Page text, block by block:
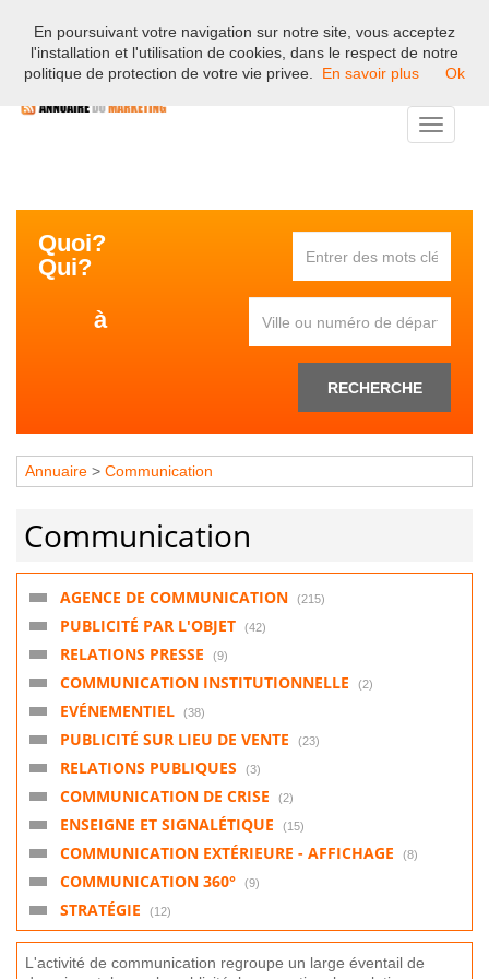
Bienvenue sur l'annuaire professionnel du marketing et de la
communication en France.
Toggle
Quoi?
Qui?
à
RECHERCHE
Annuaire > Communication
Communication
AGENCE DE COMMUNICATION (215)
PUBLICITÉ PAR L'OBJET (42)
RELATIONS PRESSE (9)
COMMUNICATION INSTITUTIONNELLE (2)
EVÉNEMENTIEL (38)
PUBLICITÉ SUR LIEU DE VENTE (23)
RELATIONS PUBLIQUES (3)
COMMUNICATION DE CRISE (2)
ENSEIGNE ET SIGNALÉTIQUE (15)
COMMUNICATION EXTÉRIEURE - AFFICHAGE (8)
COMMUNICATION 360° (9)
STRATÉGIE (12)
L 'activité de communication regroupe un large éventail de
En poursuivant votre navigation sur notre site, vous acceptez
l'installation et l'utilisation de cookies, dans le respect de notre
politique de protection de votre vie privee.
En savoir plus Ok